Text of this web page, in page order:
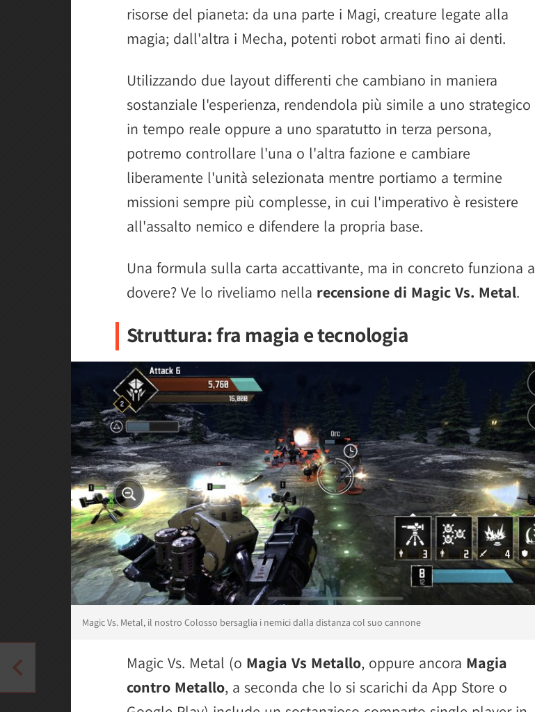
risorse del pianeta: da una parte i Magi, creature legate alla
magia; dall'altra i Mecha, potenti robot armati fino ai denti.
Utilizzando due layout differenti che cambiano in maniera
sostanziale l'esperienza, rendendola più simile a uno strategico
in tempo reale oppure a uno sparatutto in terza persona,
potremo controllare l'una o l'altra fazione e cambiare
liberamente l'unità selezionata mentre portiamo a termine
missioni sempre più complesse, in cui l'imperativo è resistere
all'assalto nemico e difendere la propria base.
Una formula sulla carta accattivante, ma in concreto funziona a
dovere? Ve lo riveliamo nella recensione di Magic Vs. Metal.
Struttura: fra magia e tecnologia
Magic Vs. Metal, il nostro Colosso bersaglia i nemici dalla distanza col suo cannone
Magic Vs. Metal (o Magia Vs Metallo, oppure ancora Magia
contro Metallo, a seconda che lo si scarichi da App Store o